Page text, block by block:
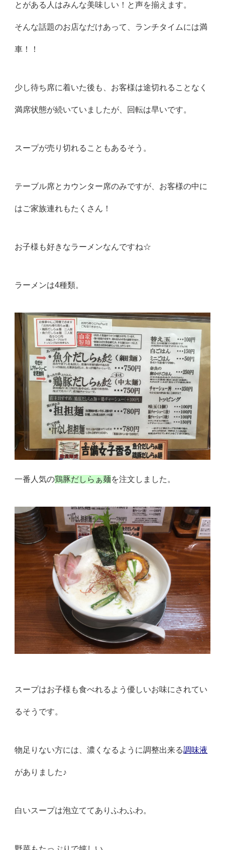
とがある人はみんな美味しい！と声を揃えます。
そんな話題のお店なだけあって、ランチタイムには満
車！！
少し待ち席に着いた後も、 お客様は途切れることなく
満席状態が続いていましたが、 回転は早いです。
スープが売り切れることもあるそう。
テーブル席とカウンター席のみですが、 お客様の中に
はご家族連れもたくさん！
お子様も好きなラーメンなんですね☆
ラーメンは4種類。
一番人気の鶏豚だしらぁ麺を注文しました。
スープはお子様も食べれるよう優しいお味にされてい
るそうです。
物足りない方には、濃くなるように調整出来る調味液
がありました♪
白いスープは泡立ててありふわふわ。